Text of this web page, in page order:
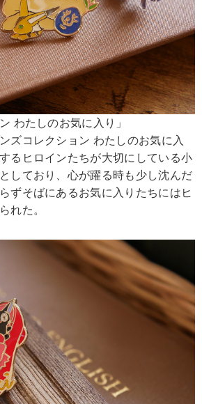
わたしのお気に入り」
ズコレクション わたしのお気に入
るヒロインたちが大切にしている小
しており、心が躍る時も少し沈んだ
ずそばにあるお気に入りたちにはヒ
れた。